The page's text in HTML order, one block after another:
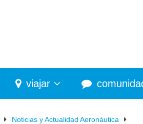
viajar
Noticias y Actualidad Aeronáutica